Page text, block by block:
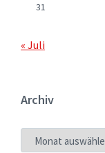
31
« Juli
Archiv
ARCHIV